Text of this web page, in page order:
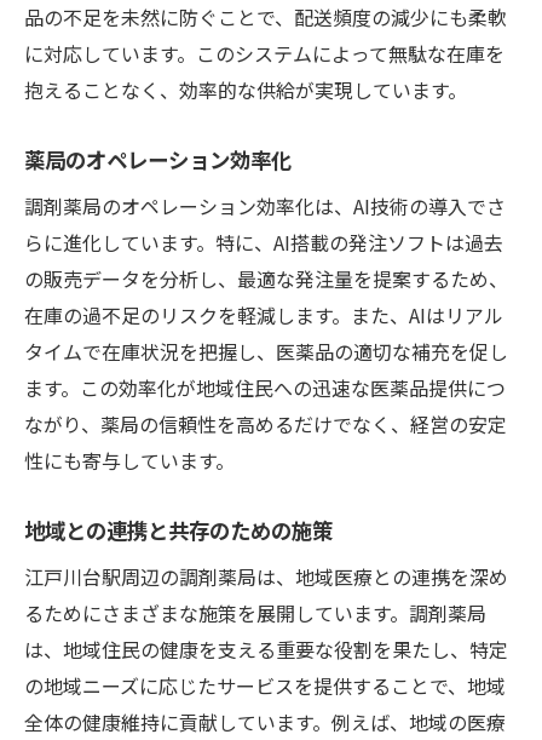
品の不足を未然に防ぐことで、配送頻度の減少にも柔軟
に対応しています。このシステムによって無駄な在庫を
抱えることなく、効率的な供給が実現しています。
薬局のオペレーション効率化
調剤薬局のオペレーション効率化は、AI技術の導入でさ
らに進化しています。特に、AI搭載の発注ソフトは過去
の販売データを分析し、最適な発注量を提案するため、
在庫の過不足のリスクを軽減します。また、AIはリアル
タイムで在庫状況を把握し、医薬品の適切な補充を促し
ます。この効率化が地域住民への迅速な医薬品提供につ
ながり、薬局の信頼性を高めるだけでなく、経営の安定
性にも寄与しています。
地域との連携と共存のための施策
江戸川台駅周辺の調剤薬局は、地域医療との連携を深め
るためにさまざまな施策を展開しています。調剤薬局
は、地域住民の健康を支える重要な役割を果たし、特定
の地域ニーズに応じたサービスを提供することで、地域
全体の健康維持に貢献しています。例えば、地域の医療